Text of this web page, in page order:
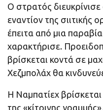
Ο στρατός διευκρίνισε
εναντίον της
έπειτα από μια
χαρακτήρισε.
βρίσκεται κοντά σε
Χεζμπολάχ θα
Η Ναμπατίεχ
της «κίτρινης